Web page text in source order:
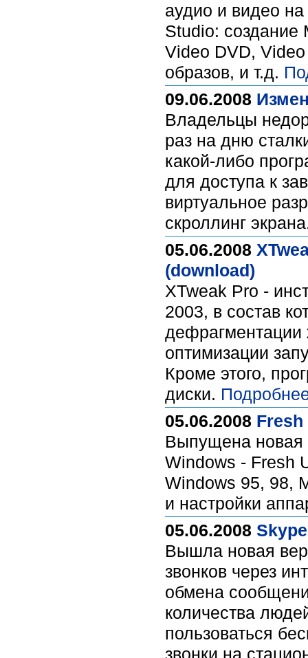
аудио и видео
Studio: создание
Video DVD,
образов, и т.д.
09.06.2008
Владельцы
раз на дню
какой-либо
для доступа к
виртуальное
скроллинг
05.06.2008
(download)
XTweak Pro -
2003, в состав
дефрагментации
оптимизации
Кроме этого,
диски.
05.06.2008 Fresh
Выпущена новая
Windows - Fresh
Windows 95, 98,
и настройки
05.06.2008
Вышла новая
звонков через
обмена
количества
пользоваться
звонки на